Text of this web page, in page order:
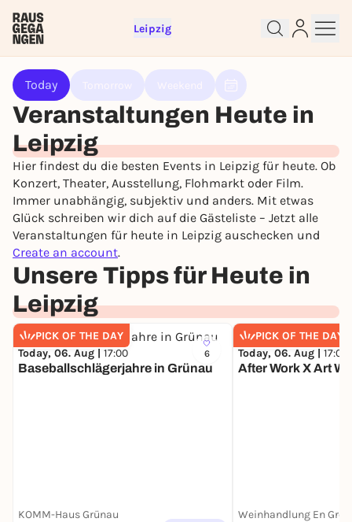
Leipzig
Today
Veranstaltungen Heute in
Leipzig
Hier findest du die besten Events in Leipzig für heute. Ob
Konzert, Theater, Ausstellung, Flohmarkt oder Film.
Immer unabhängig, subjektiv und anders. Mit etwas
Glück schreiben wir dich auf die Gästeliste – Jetzt alle
Veranstaltungen für heute in Leipzig auschecken und
Create an account.
Unsere Tipps für Heute in
Leipzig
PICK OF THE DAY
6
Today, 06. Aug | 17:00
Baseballschlägerjahre in Grünau
KOMM-Haus Grünau
PICK OF THE DAY
Today, 06. Aug | 17:00
After Work X Art
Sign up for free and get started
To like events, follow pages, or participate in
lotteries, you need a free Rausgegangen account.
REGISTER FOR FREE NOW
You already have an account?Log in now